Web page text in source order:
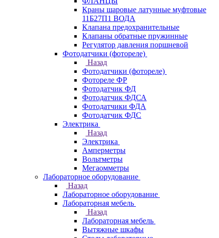
Краны шаровые латунные муфтовые
11Б27П1 ВОДА
Клапана предохранительные
Клапаны обратные пружинные
Регулятор давления поршневой
Фотодатчики (фотореле)
Назад
Фотодатчики (фотореле)
Фотореле ФР
Фотодатчик ФД
Фотодатчик ФДСА
Фотодатчики ФДА
Фотодатчик ФДС
Электрика
Назад
Электрика
Амперметры
Вольтметры
Мегаомметры
Лабораторное оборудование
Назад
Лабораторное оборудование
Лабораторная мебель
Назад
Лабораторная мебель
Вытяжные шкафы